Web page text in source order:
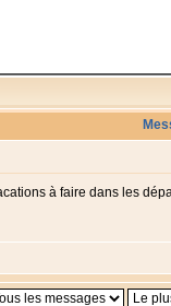
à faire dans les